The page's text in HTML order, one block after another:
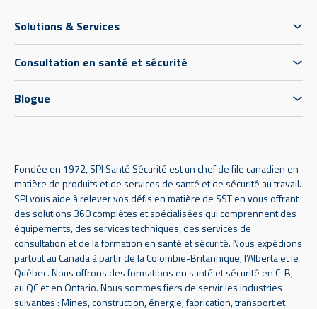
Solutions & Services
Consultation en santé et sécurité
Blogue
Fondée en 1972, SPI Santé Sécurité est un chef de file canadien en
matière de produits et de services de santé et de sécurité au travail.
SPI vous aide à relever vos défis en matière de SST en vous offrant
des solutions 360 complètes et spécialisées qui comprennent des
équipements, des services techniques, des services de
consultation et de la formation en santé et sécurité. Nous expédions
partout au Canada à partir de la Colombie-Britannique, l’Alberta et le
Québec. Nous offrons des formations en santé et sécurité en C-B,
au QC et en Ontario. Nous sommes fiers de servir les industries
suivantes : Mines, construction, énergie, fabrication, transport et